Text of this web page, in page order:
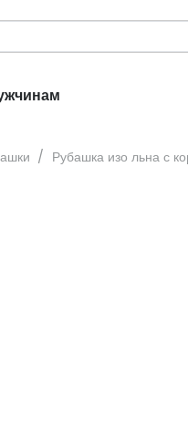
/ Рубашка изо льна с